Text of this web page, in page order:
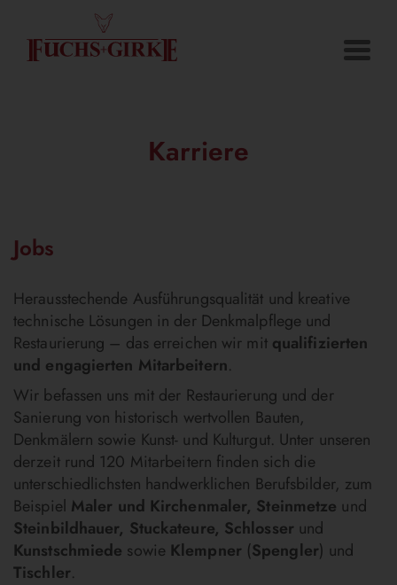
Karriere
Jobs
Herausstechende Ausführungsqualität und kreative
technische Lösungen in der Denkmalpflege und
Restaurierung – das erreichen wir mit qualifizierten
und engagierten Mitarbeitern.
Wir befassen uns mit der Restaurierung und der
Sanierung von historisch wertvollen Bauten,
Denkmälern sowie Kunst- und Kulturgut. Unter unseren
derzeit rund 120 Mitarbeitern finden sich die
unterschiedlichsten handwerklichen Berufsbilder, zum
Beispiel Maler und Kirchenmaler, Steinmetze und
Steinbildhauer, Stuckateure, Schlosser und
Kunstschmiede sowie Klempner (Spengler) und
Tischler.